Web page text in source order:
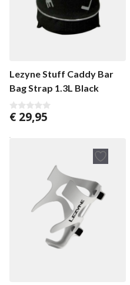
Lezyne Stuff Caddy Bar
Bag Strap 1.3L Black
0
n
€ 29,95